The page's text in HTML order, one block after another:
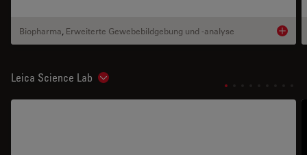
Biopharma, Erweiterte Gewebebildgebung und -analyse
Leica Science Lab Show subnavigation